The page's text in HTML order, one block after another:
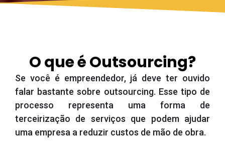
O que é Outsourcing?
Se você é empreendedor, já deve ter ouvido
falar bastante sobre outsourcing. Esse tipo de
processo representa uma forma de
terceirização de serviços que podem ajudar
uma empresa a reduzir custos de mão de obra.